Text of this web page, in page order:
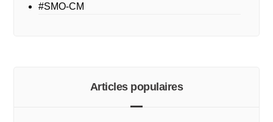
#SMO-CM
Articles populaires